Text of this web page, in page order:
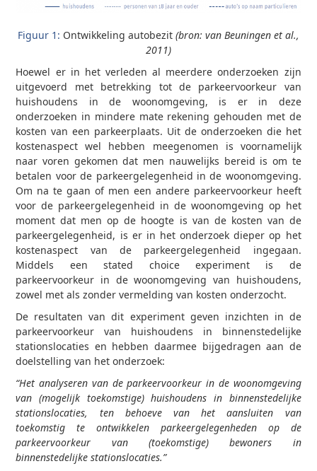
Figuur 1: Ontwikkeling autobezit (bron: van Beuningen et al.,
2011)
Hoewel er in het verleden al meerdere onderzoeken zijn
uitgevoerd met betrekking tot de parkeervoorkeur van
huishoudens in de woonomgeving, is er in deze
onderzoeken in mindere mate rekening gehouden met de
kosten van een parkeerplaats. Uit de onderzoeken die het
kostenaspect wel hebben meegenomen is voornamelijk
naar voren gekomen dat men nauwelijks bereid is om te
betalen voor de parkeergelegenheid in de woonomgeving.
Om na te gaan of men een andere parkeervoorkeur heeft
voor de parkeergelegenheid in de woonomgeving op het
moment dat men op de hoogte is van de kosten van de
parkeergelegenheid, is er in het onderzoek dieper op het
kostenaspect van de parkeergelegenheid ingegaan.
Middels een stated choice experiment is de
parkeervoorkeur in de woonomgeving van huishoudens,
zowel met als zonder vermelding van kosten onderzocht.
De resultaten van dit experiment geven inzichten in de
parkeervoorkeur van huishoudens in binnenstedelijke
stationslocaties en hebben daarmee bijgedragen aan de
doelstelling van het onderzoek:
“Het analyseren van de parkeervoorkeur in de woonomgeving
van (mogelijk toekomstige) huishoudens in binnenstedelijke
stationslocaties, ten behoeve van het aansluiten van
toekomstig te ontwikkelen parkeergelegenheden op de
parkeervoorkeur van (toekomstige) bewoners in
binnenstedelijke stationslocaties.”